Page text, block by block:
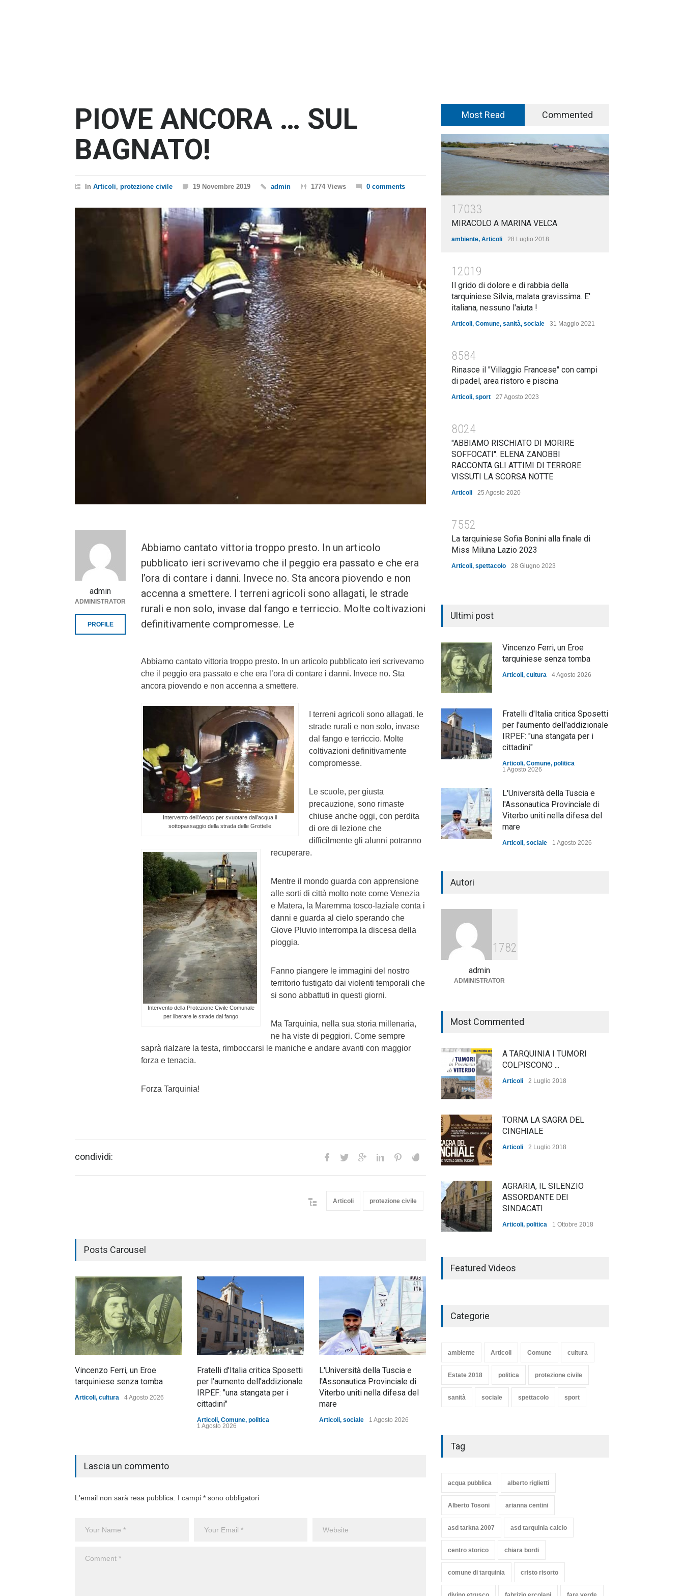
PIOVE ANCORA … SUL
BAGNATO!
In Articoli, protezione civile 19 Novembre 2019 admin 1774 Views 0 comments
Abbiamo cantato vittoria troppo presto. In un articolo
pubblicato ieri scrivevamo che il peggio era passato e che era
l’ora di contare i danni. Invece no. Sta ancora piovendo e non
accenna a smettere. I terreni agricoli sono allagati, le strade
rurali e non solo, invase dal fango e terriccio. Molte coltivazioni
definitivamente compromesse. Le
Abbiamo cantato vittoria troppo presto. In un articolo pubblicato ieri scrivevamo
che il peggio era passato e che era l’ora di contare i danni. Invece no. Sta
ancora piovendo e non accenna a smettere.
Intervento dell’Aeopc per svuotare dall’acqua il
sottopassaggio della strada delle Grottelle
I terreni agricoli sono allagati, le
strade rurali e non solo, invase
dal fango e terriccio. Molte
coltivazioni definitivamente
compromesse.
Intervento della Protezione Civile Comunale
per liberare le strade dal fango
Le scuole, per giusta
precauzione, sono rimaste
chiuse anche oggi, con perdita
di ore di lezione che
difficilmente gli alunni potranno
recuperare.
Mentre il mondo guarda con apprensione
alle sorti di città molto note come Venezia
e Matera, la Maremma tosco-laziale conta i
danni e guarda al cielo sperando che
Giove Pluvio interrompa la discesa della
pioggia.
Fanno piangere le immagini del nostro
territorio fustigato dai violenti temporali che
si sono abbattuti in questi giorni.
Ma Tarquinia, nella sua storia millenaria,
ne ha viste di peggiori. Come sempre
saprà rialzare la testa, rimboccarsi le maniche e andare avanti con maggior
forza e tenacia.
Forza Tarquinia!
admin
ADMINISTRATOR
PROFILE
condividi:
Articoli protezione civile
Posts Carousel
Vincenzo Ferri, un Eroe
tarquiniese senza tomba
Articoli, cultura 4 Agosto 2026
Fratelli d'Italia critica Sposetti
per l'aumento dell'addizionale
IRPEF: "una stangata per i
cittadini"
Articoli, Comune, politica
1 Agosto 2026
L'Università della Tuscia e
l'Assonautica Provinciale di
Viterbo uniti nella difesa del
mare
Articoli, sociale 1 Agosto 2026
mezzo insuccesso
annunciato
Lollobrigida
Lascia un commento
L'email non sarà resa pubblica. I campi * sono obbligatori
Most Read Commented
17033
MIRACOLO A MARINA VELCA
ambiente, Articoli 28 Luglio 2018
12019
Il grido di dolore e di rabbia della
tarquiniese Silvia, malata gravissima. E'
italiana, nessuno l'aiuta !
Articoli, Comune, sanità, sociale 31 Maggio 2021
8584
Rinasce il "Villaggio Francese" con campi
di padel, area ristoro e piscina
Articoli, sport 27 Agosto 2023
8024
"ABBIAMO RISCHIATO DI MORIRE
SOFFOCATI". ELENA ZANOBBI
RACCONTA GLI ATTIMI DI TERRORE
VISSUTI LA SCORSA NOTTE
Articoli 25 Agosto 2020
7552
La tarquiniese Sofia Bonini alla finale di
Miss Miluna Lazio 2023
Articoli, spettacolo 28 Giugno 2023
Ultimi post
Vincenzo Ferri, un Eroe
tarquiniese senza tomba
Articoli, cultura 4 Agosto 2026
Fratelli d'Italia critica Sposetti
per l'aumento dell'addizionale
IRPEF: "una stangata per i
cittadini"
Articoli, Comune, politica
1 Agosto 2026
L'Università della Tuscia e
l'Assonautica Provinciale di
Viterbo uniti nella difesa del
mare
Articoli, sociale 1 Agosto 2026
arrivano i pagamenti PAC, la
soddisfazione del Ministro
ambiente
Autori
1782
admin
ADMINISTRATOR
Most Commented
A TARQUINIA I TUMORI
COLPISCONO ...
Articoli 2 Luglio 2018
TORNA LA SAGRA DEL
CINGHIALE
Articoli 2 Luglio 2018
AGRARIA, IL SILENZIO
ASSORDANTE DEI
SINDACATI
Articoli, politica 1 Ottobre 2018
Articoli cultura 8 Maggio 2020
Featured Videos
Categorie
ambiente Articoli Comune cultura
Estate 2018 politica protezione civile
sanità sociale spettacolo sport
Tag
acqua pubblica alberto riglietti
Alberto Tosoni arianna centini
asd tarkna 2007 asd tarquinia calcio
centro storico chiara bordi
comune di tarquinia cristo risorto